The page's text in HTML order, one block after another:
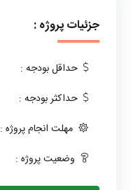
جزئیات پروژه :
حداقل بودجه :
حداکثر بودجه :
مهلت انجام پروژه :
وضعیت پروژه :